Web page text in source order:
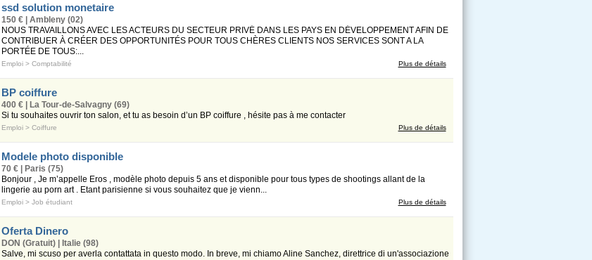
ssd solution monetaire
150 € | Ambleny (02)
NOUS TRAVAILLONS AVEC LES ACTEURS DU SECTEUR PRIVÉ DANS LES PAYS EN DÉVELOPPEMENT AFIN DE
CONTRIBUER À CRÉER DES OPPORTUNITÉS POUR TOUS CHÈRES CLIENTS NOS SERVICES SONT A LA
PORTÉE DE TOUS:...
Emploi> Comptabilité Plus de détails
BP coiffure
400 € | La Tour-de-Salvagny (69)
Si tu souhaites ouvrir ton salon, et tu as besoin d’un BP coiffure , hésite pas à me contacter
Emploi> Coiffure Plus de détails
Modele photo disponible
70 € | Paris (75)
Bonjour , Je m’appelle Eros , modèle photo depuis 5 ans et disponible pour tous types de shootings allant de la
lingerie au porn art . Etant parisienne si vous souhaitez que je vienn...
Emploi> Job étudiant Plus de détails
Oferta Dinero
DON (Gratuit) | Italie (98)
Salve, mi scuso per averla contattata in questo modo. In breve, mi chiamo Aline Sanchez, direttrice di un'associazione